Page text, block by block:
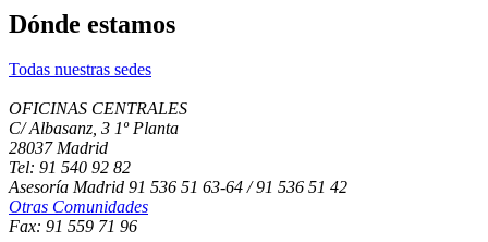
Dónde estamos
Todas nuestras sedes
OFICINAS CENTRALES
C/ Albasanz, 3 1º Planta
28037 Madrid
Tel: 91 540 92 82
Asesoría Madrid 91 536 51 63-64 / 91 536 51 42
Otras Comunidades
Fax: 91 559 71 96